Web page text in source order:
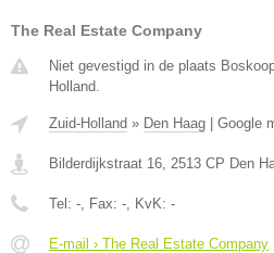
The Real Estate Company
Niet gevestigd in de plaats
Holland.
Zuid-Holland » Den Haag | Google
Bilderdijkstraat 16 2513 CP Den
Tel: - , Fax: - , KvK: -
E-mail › The Real Estate Company